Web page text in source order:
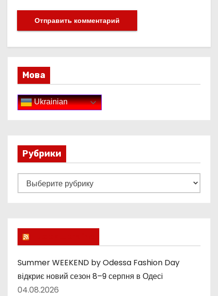
Мова
Ukrainian
Рубрики
у
к
и
Summer WEEKEND by Odessa Fashion Day
відкриє новий сезон 8–9 серпня в Одесі
04.08.2026